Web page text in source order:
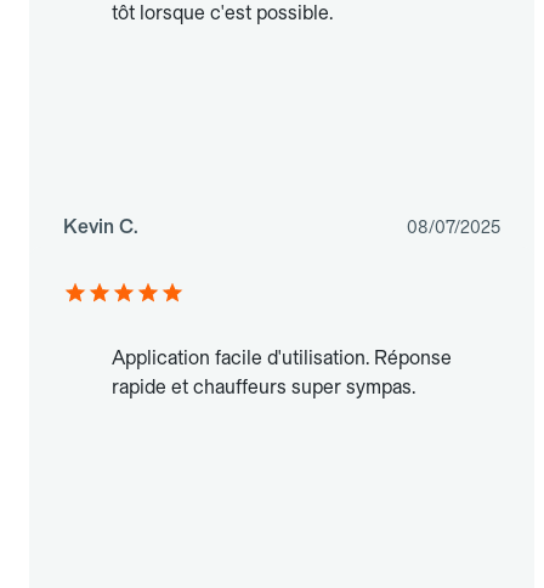
tôt lorsque c'est possible.
Kevin C. 08/07/2025
Application facile d'utilisation. Réponse
rapide et chauffeurs super sympas.